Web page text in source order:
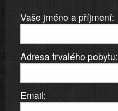
Vaše jméno a příjmení:
Adresa trvalého pobytu:
Email: